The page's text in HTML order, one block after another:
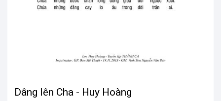
Dâng lên Cha - Huy Hoàng